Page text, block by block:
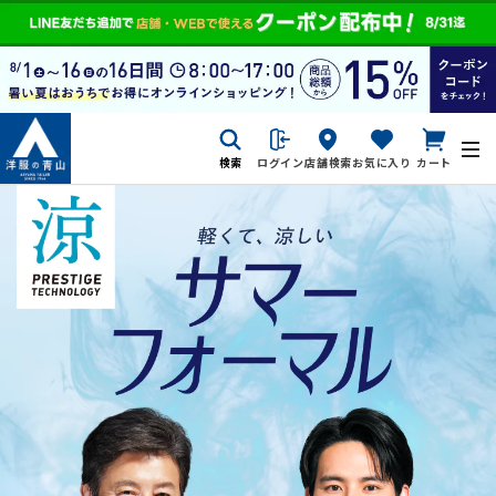
検索 ログイン店舗検索お気に入り カート